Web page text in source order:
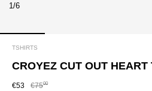
1/6
TSHIRTS
CROYEZ CUT OUT
€53 €7500